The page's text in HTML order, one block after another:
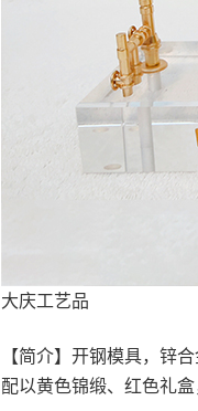
大庆工艺品
【简介】开钢模具，锌
配以黄色锦缎、红色礼